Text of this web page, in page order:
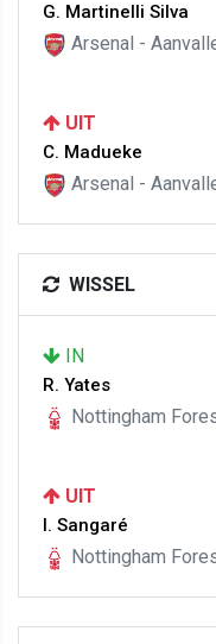
G. Martinelli Silva
Arsenal -
UIT
C. Madueke
Arsenal -
WISSEL
IN
R. Yates
Nottingham
UIT
I. Sangaré
Nottingham